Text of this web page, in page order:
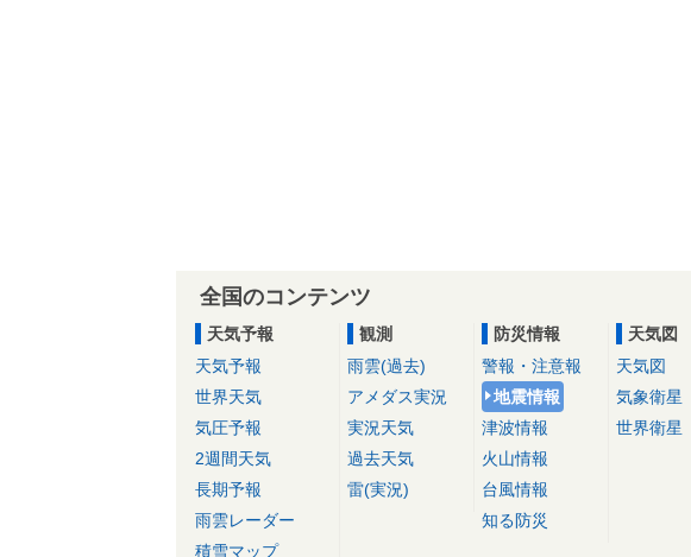
全国のコンテンツ
天気予報
天気予報
世界天気
気圧予報
2週間天気
長期予報
雨雲レーダー
積雪マップ
観測
雨雲(過去)
アメダス実況
実況天気
過去天気
雷(実況)
防災情報
警報・注意報
地震情報
津波情報
火山情報
台風情報
知る防災
天気図
天気図
気象衛星
世界衛星